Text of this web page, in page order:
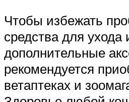
Чтобы избежать
средства для ухода
дополнительные
рекомендуется
ветаптеках и